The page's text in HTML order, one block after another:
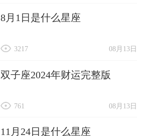
8月1日是什么星座
08月13日
3217
双子座2024年财运完整版
08月13日
761
11月24日是什么星座